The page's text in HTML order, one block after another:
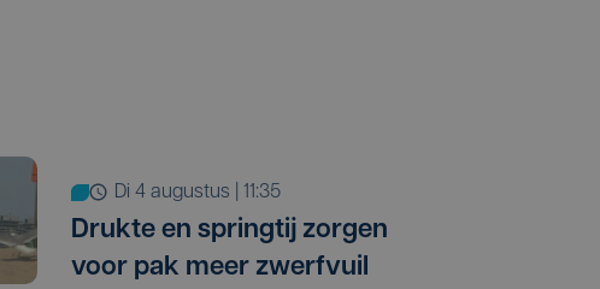
di 4 augustus | 11:35
Drukte en springtij zorgen
voor pak meer zwerfvuil